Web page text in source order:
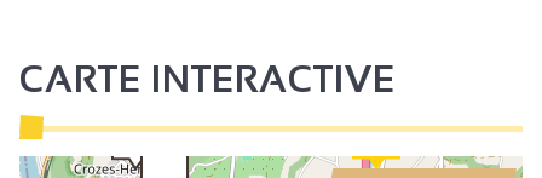
CARTE INTERACTIVE